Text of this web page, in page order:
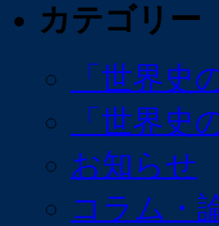
カテゴリー
「世界史
「世界史
お知らせ
コラム・